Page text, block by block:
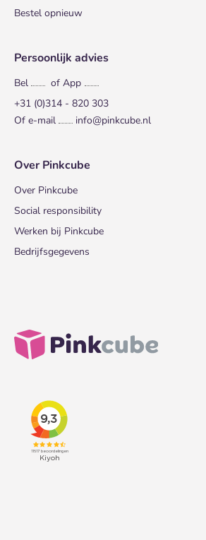
Bestel opnieuw
Persoonlijk advies
Bel
of App
+31 (0)314 - 820 303
Of e-mail
info@pinkcube.nl
Over Pinkcube
Over Pinkcube
Social responsibility
Werken bij Pinkcube
Bedrijfsgegevens